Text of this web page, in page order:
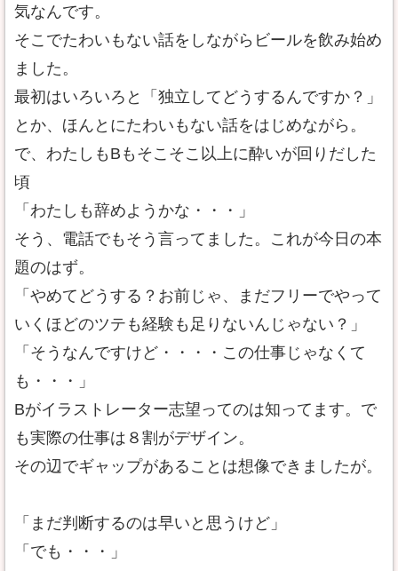
気なんです。
そこでたわいもない話をしながらビールを飲み始め
ました。
最初はいろいろと「独立してどうするんですか？」
とか、ほんとにたわいもない話をはじめながら。
で、わたしもBもそこそこ以上に酔いが回りだした
頃
「わたしも辞めようかな・・・」
そう、電話でもそう言ってました。これが今日の本
題のはず。
「やめてどうする？お前じゃ、まだフリーでやって
いくほどのツテも経験も足りないんじゃない？」
「そうなんですけど・・・・この仕事じゃなくて
も・・・」
Bがイラストレーター志望ってのは知ってます。で
も実際の仕事は８割がデザイン。
その辺でギャップがあることは想像できましたが。
「まだ判断するのは早いと思うけど」
「でも・・・」